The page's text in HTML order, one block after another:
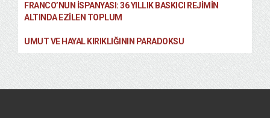
FRANCO’NUN İSPANYASI: 36 YILLIK BASKICI REJIMIN
ALTINDA EZILEN TOPLUM
UMUT VE HAYAL KIRIKLIĞININ PARADOKSU